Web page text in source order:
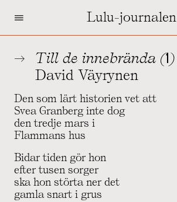
= Lulu-journalen
Till de innebrända (1)
David Väyrynen
Den som lärt historien vet att
Svea Granberg inte dog
den tredje mars i
Flammans hus
Bidar tiden gör hon
efter tusen sorger
ska hon störta ner det
gamla snart i grus